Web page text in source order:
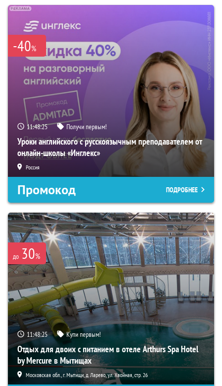
-40%
11:48:24 Получи первым!
Уроки английского с русскоязычным преподавателем от
онлайн-школы «Инглекс»
Россия
Промокод ПОДРОБНЕЕ
до 30%
11:48:24 Купи первым!
Отдых для двоих с питанием в отеле Arthurs Spa Hotel
by Mercure в Мытищах
Московская обл., г. Мытищи, д. Ларево, ул. Хвойная, стр. 26